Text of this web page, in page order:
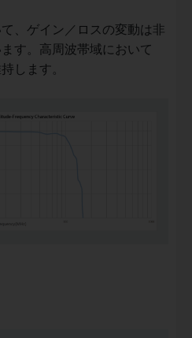
、ゲイン／ロスの変動は非
す。高周波帯域において
します。